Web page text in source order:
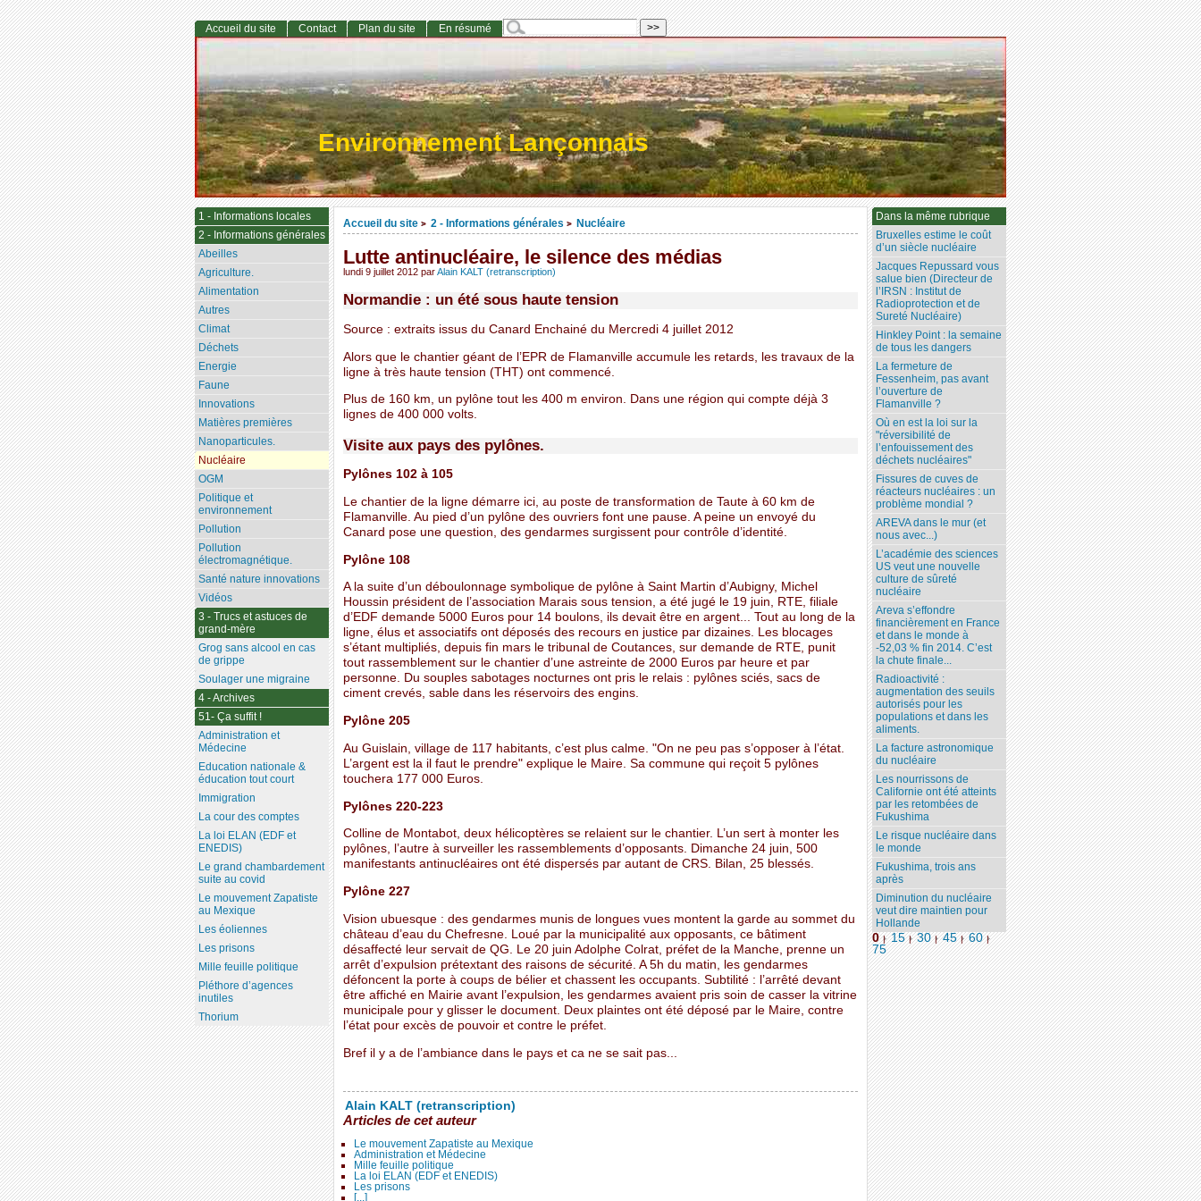
Environnement Lançonnais
Accueil du site > 2 - Informations générales > Nucléaire
Lutte antinucléaire, le silence des médias
lundi 9 juillet 2012 parAlain KALT (retranscription)
Normandie : un été sous haute tension
Source : extraits issus du Canard Enchainé du Mercredi 4 juillet 2012
Alors que le chantier géant de l’EPR de Flamanville accumule les retards, les travaux de la
ligne à très haute tension (THT) ont commencé.
Plus de 160 km, un pylône tout les 400 m environ. Dans une région qui compte déjà 3
lignes de 400 000 volts.
Visite aux pays des pylônes.
Pylônes 102 à 105
Le chantier de la ligne démarre ici, au poste de transformation de Taute à 60 km de
Flamanville. Au pied d’un pylône des ouvriers font une pause. A peine un envoyé du
Canard pose une question, des gendarmes surgissent pour contrôle d’identité.
Pylône 108
A la suite d’un déboulonnage symbolique de pylône à Saint Martin d’Aubigny, Michel
Houssin président de l’association Marais sous tension, a été jugé le 19 juin, RTE, filiale
d’EDF demande 5000 Euros pour 14 boulons, ils devait être en argent... Tout au long de la
ligne, élus et associatifs ont déposés des recours en justice par dizaines. Les blocages
s’étant multipliés, depuis fin mars le tribunal de Coutances, sur demande de RTE, punit
tout rassemblement sur le chantier d’une astreinte de 2000 Euros par heure et par
personne. Du souples sabotages nocturnes ont pris le relais : pylônes sciés, sacs de
ciment crevés, sable dans les réservoirs des engins.
Pylône 205
Au Guislain, village de 117 habitants, c’est plus calme. "On ne peu pas s’opposer à l’état.
L’argent est la il faut le prendre" explique le Maire. Sa commune qui reçoit 5 pylônes
touchera 177 000 Euros.
Pylônes 220-223
Colline de Montabot, deux hélicoptères se relaient sur le chantier. L’un sert à monter les
pylônes, l’autre à surveiller les rassemblements d’opposants. Dimanche 24 juin, 500
manifestants antinucléaires ont été dispersés par autant de CRS. Bilan, 25 blessés.
Pylône 227
Vision ubuesque : des gendarmes munis de longues vues montent la garde au sommet du
château d’eau du Chefresne. Loué par la municipalité aux opposants, ce bâtiment
désaffecté leur servait de QG. Le 20 juin Adolphe Colrat, préfet de la Manche, prenne un
arrêt d’expulsion prétextant des raisons de sécurité. A 5h du matin, les gendarmes
défoncent la porte à coups de bélier et chassent les occupants. Subtilité : l’arrêté devant
être affiché en Mairie avant l’expulsion, les gendarmes avaient pris soin de casser la vitrine
municipale pour y glisser le document. Deux plaintes ont été déposé par le Maire, contre
l’état pour excès de pouvoir et contre le préfet.
Bref il y a de l’ambiance dans le pays et ca ne se sait pas...
Alain KALT (retranscription)
Articles de cet auteur
Le mouvement Zapatiste au Mexique
Administration et Médecine
Mille feuille politique
La loi ELAN (EDF et ENEDIS)
Les prisons
[...]
Dans la même rubrique
Bruxelles estime le coût
d’un siècle nucléaire
Jacques Repussard vous
salue bien (Directeur de
l’IRSN : Institut de
Radioprotection et de
Sureté Nucléaire)
Hinkley Point : la semaine
de tous les dangers
La fermeture de
Fessenheim, pas avant
l’ouverture de
Flamanville ?
Où en est la loi sur la
"réversibilité de
l’enfouissement des
déchets nucléaires"
Fissures de cuves de
réacteurs nucléaires : un
problème mondial ?
AREVA dans le mur (et
nous avec...)
L’académie des sciences
US veut une nouvelle
culture de sûreté
nucléaire
Areva s’effondre
financièrement en France
et dans le monde à
-52,03 % fin 2014. C’est
la chute finale...
Radioactivité :
augmentation des seuils
autorisés pour les
populations et dans les
aliments.
La facture astronomique
du nucléaire
Les nourrissons de
Californie ont été atteints
par les retombées de
Fukushima
Le risque nucléaire dans
le monde
Fukushima, trois ans
après
Diminution du nucléaire
veut dire maintien pour
Hollande
0 | 15 | 30 | 45 | 60 |
75
Accueil du site Contact Plan du site En résumé
1 - Informations locales
2 - Informations générales
Abeilles
Agriculture.
Alimentation
Autres
Climat
Déchets
Energie
Faune
Innovations
Matières premières
Nanoparticules.
Nucléaire
OGM
Politique et
environnement
Pollution
Pollution
électromagnétique.
Santé nature innovations
Vidéos
3 - Trucs et astuces de
grand-mère
Grog sans alcool en cas
de grippe
Soulager une migraine
4 - Archives
51- Ça suffit !
Administration et
Médecine
Education nationale &
éducation tout court
Immigration
La cour des comptes
La loi ELAN (EDF et
ENEDIS)
Le grand chambardement
suite au covid
Le mouvement Zapatiste
au Mexique
Les éoliennes
Les prisons
Mille feuille politique
Pléthore d’agences
inutiles
Thorium